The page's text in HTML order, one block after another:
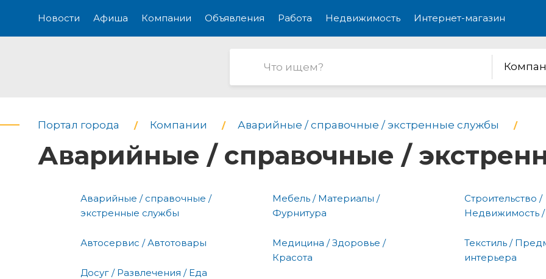
Новости Афиша Компании Объявления Работа Недвижимость Интернет-магазин
Портал города Компании Аварийные / справочные / экстренные службы
Аварийные / справочные /
Аварийные / справочные /
экстренные службы
Автосервис / Автотовары
Досуг / Развлечения / Еда
Мебель / Материалы /
Фурнитура
Медицина / Здоровье /
Красота
Строительство /
Недвижимость
Текстиль /
интерьера